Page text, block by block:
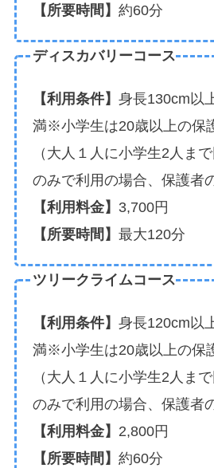
【所要時間】 約60分
ディスカバリーコース
【利用条件】 身長130cm以
満※小学生は20歳以上の保
（大人１人に小学生2人ま
のみで利用の場合、保護者
【利用料金】 3,700円
【所要時間】 最大120分
ツリークライムコース
【利用条件】 身長120cm以
満※小学生は20歳以上の保
（大人１人に小学生2人ま
のみで利用の場合、保護者
【利用料金】 2,800円
【所要時間】 約60分